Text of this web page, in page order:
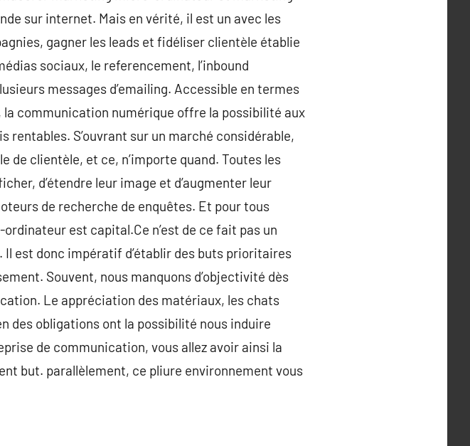
sur internet. Mais en vérité, il est un avec les
gagner les leads et fidéliser clientèle établie
sociaux, le referencement, l’inbound
messages d’emailing. Accessible en termes
communication numérique offre la possibilité aux
S’ouvrant sur un marché considérable,
de clientèle, et ce, n’importe quand. Toutes les
d’étendre leur image et d’augmenter leur
de recherche de enquêtes. Et pour tous
est capital.Ce n’est de ce fait pas un
Il est donc impératif d’établir des buts prioritaires
Souvent, nous manquons d’objectivité dès
Le appréciation des matériaux, les chats
des obligations ont la possibilité nous induire
de communication, vous allez avoir ainsi la
but. parallèlement, ce pliure environnement vous